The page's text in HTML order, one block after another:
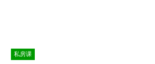
私房课